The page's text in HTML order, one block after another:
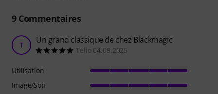
9Commentaires
T Un grand classique de chez Blackmagic
Télio 04.09.2025
Utilisation
Image/Son